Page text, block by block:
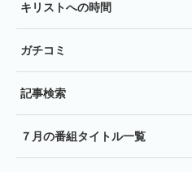
キリストへの時間
ガチコミ
記事検索
７月の番組タイトル一覧